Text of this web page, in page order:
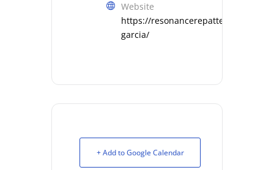
Website
https://resonancerepatterning.com/
garcia/
+ Add to Google Calendar